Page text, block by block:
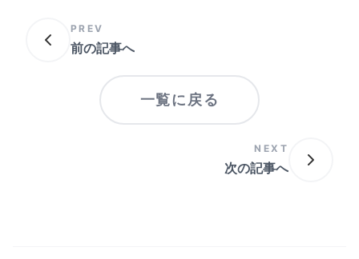
PREV
前の記事へ
一覧に戻る
NEXT
次の記事へ